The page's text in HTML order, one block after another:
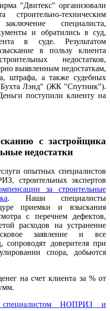
"Двитекс" организовали
строительно-техническим
специалиста,
и обратились в суд,
в суде. Результатом
в пользу клиента
недостатков,
выявленным недостаткам,
штрафа, а также судебных
Лэнд" (ЖК "Спутник").
поступили клиенту на
с застройщика
недостатки
опытных специалистов
строительных экспертов
за строительные
. Наши специалисты
приемки и взыскания
с перечнем дефектов,
расходов на устранение
заявление и все
доверителя при
спора, добьются
на счет клиента за % от
специалистом НОПРИЗ и